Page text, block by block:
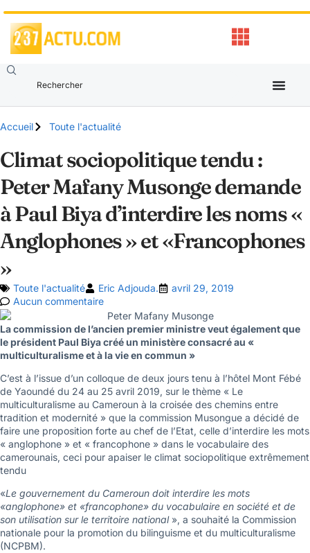
Accueil Toute l'actualité
Climat sociopolitique tendu :
Peter Mafany Musonge demande
à Paul Biya d’interdire les noms «
Anglophones » et «Francophones
»
Toute l'actualité Eric Adjouda.
avril 29, 2019
Aucun commentaire
La commission de l’ancien premier ministre veut également que
le président Paul Biya créé un ministère consacré au «
multiculturalisme et à la vie en commun »
C’est à l’issue d’un colloque de deux jours tenu à l’hôtel Mont Fébé
de Yaoundé du 24 au 25 avril 2019, sur le thème « Le
multiculturalisme au Cameroun à la croisée des chemins entre
tradition et modernité » que la commission Musongue a décidé de
faire une proposition forte au chef de l’Etat, celle d’interdire les mots
« anglophone » et « francophone » dans le vocabulaire des
camerounais, ceci pour apaiser le climat sociopolitique extrêmement
tendu
«Le gouvernement du Cameroun doit interdire les mots
«anglophone» et «francophone» du vocabulaire en société et de
son utilisation sur le territoire national», a souhaité la Commission
nationale pour la promotion du bilinguisme et du multiculturalisme
(NCPBM).